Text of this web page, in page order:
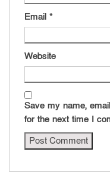
Email *
Website
Save my name,
for the next time I